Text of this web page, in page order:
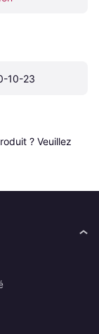
10-23
? Veuillez